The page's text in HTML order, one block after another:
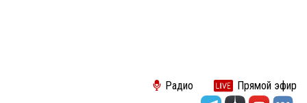
Радио Прямой эфир